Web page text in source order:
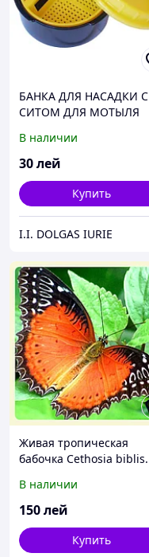
БАНКА ДЛЯ НАСАДКИ С
СИТОМ ДЛЯ МОТЫЛЯ
В наличии
30лей
Купить
I.I. DOLGAS IURIE
Живая тропическая
бабочка Cethosia biblis.
В наличии
150лей
Купить